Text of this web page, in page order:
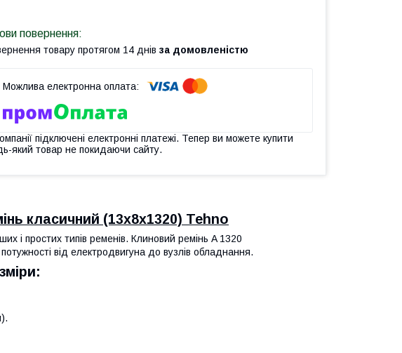
товару протягом 14 днів за домовленістю
підключені електронні платежі. Тепер ви можете купити
який товар не покидаючи сайту.
класичний (13х8х1320) Tehno
і простих типів ременів. Клиновий ремінь A 1320
від електродвигуна до вузлів обладнання.